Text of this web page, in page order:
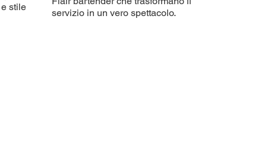
stile
servizio in un vero spettacolo.